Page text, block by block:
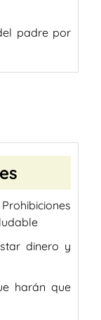
padre por
dinero y
harán que